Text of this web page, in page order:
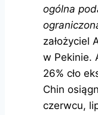
ogólna
założyciel
w Pekinie.
26% cło
Chin
czerwcu,